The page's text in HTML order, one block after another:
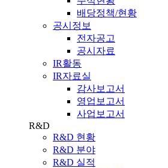
배당정책/현황
공시정보
전자공고
공시자료
IR활동
IR자료실
감사보고서
영업보고서
사업보고서
R&D
R&D 현황
R&D 분야
R&D 실적